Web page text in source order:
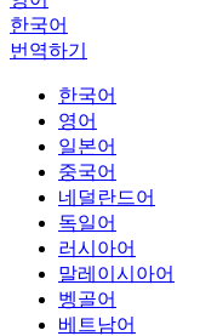
한국어
번역하기
한국어
영어
일본어
중국어
네덜란드어
독일어
러시아어
말레이시아어
벵골어
베트남어